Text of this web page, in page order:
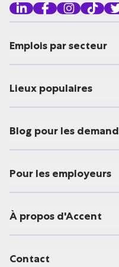
Emplois par secteur
Lieux populaires
Blog pour les
Pour les employeurs
À propos d'Accent
Contact